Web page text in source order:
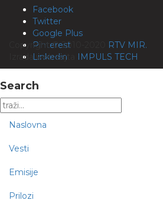
Facebook
Twitter
Google Plus
Pinterest
Linkedin
Copyright © 2010-2020
RTV MIR.
Izrada web sajta
IMPULS TECH
Search
Naslovna
Vesti
Emisije
Prilozi